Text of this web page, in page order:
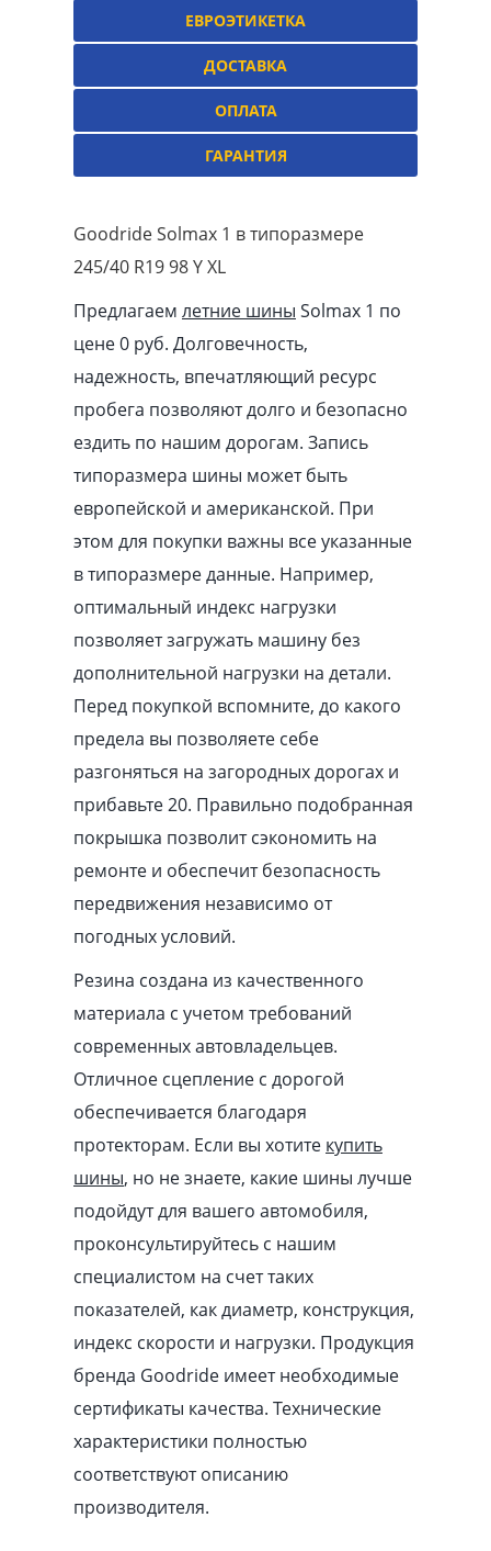
ЕВРОЭТИКЕТКА
ДОСТАВКА
ОПЛАТА
ГАРАНТИЯ
Goodride Solmax 1 в типоразмере
245/40 R19 98 Y XL
Предлагаем летние шины Solmax 1 по
цене 0 руб. Долговечность,
надежность, впечатляющий ресурс
пробега позволяют долго и безопасно
ездить по нашим дорогам. Запись
типоразмера шины может быть
европейской и американской. При
этом для покупки важны все указанные
в типоразмере данные. Например,
оптимальный индекс нагрузки
позволяет загружать машину без
дополнительной нагрузки на детали.
Перед покупкой вспомните, до какого
предела вы позволяете себе
разгоняться на загородных дорогах и
прибавьте 20. Правильно подобранная
покрышка позволит сэкономить на
ремонте и обеспечит безопасность
передвижения независимо от
погодных условий.
Резина создана из качественного
материала с учетом требований
современных автовладельцев.
Отличное сцепление с дорогой
обеспечивается благодаря
протекторам. Если вы хотите купить
шины, но не знаете, какие шины лучше
подойдут для вашего автомобиля,
проконсультируйтесь с нашим
специалистом на счет таких
показателей, как диаметр, конструкция,
индекс скорости и нагрузки. Продукция
бренда Goodride имеет необходимые
сертификаты качества. Технические
характеристики полностью
соответствуют описанию
производителя.